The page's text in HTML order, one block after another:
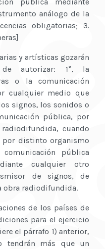
pública mediante
análogo de la
obligatorias; 3.
y artísticas gozarán
autorizar: 1°, la
o la comunicación
cualquier medio que
signos, los sonidos o
pública, por
cuando
por distinto organismo
pública
cualquier otro
de signos, de
obra radiodifundida.
de los países de
para el ejercicio
el párrafo 1) anterior,
tendrán más que un